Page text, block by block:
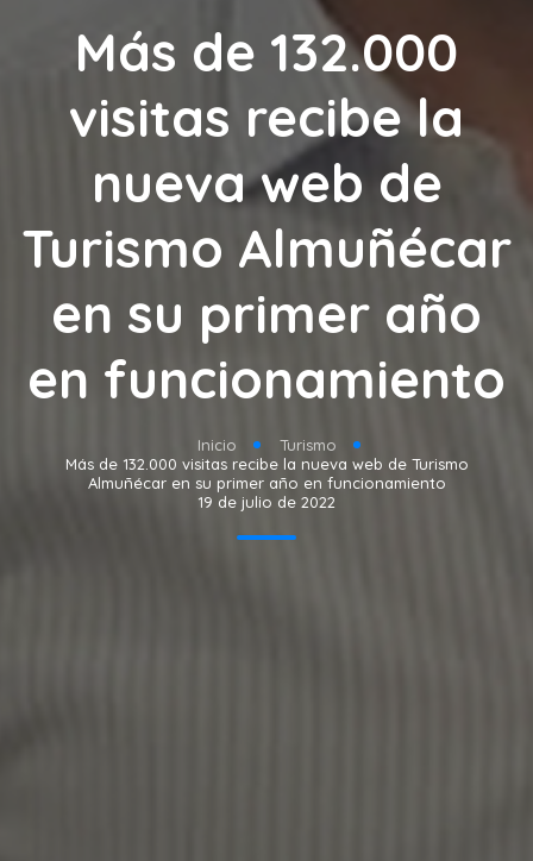
Más de 132.000
visitas recibe la
nueva web de
Turismo Almuñécar
en su primer año
en funcionamiento
Inicio
Turismo
Más de 132.000 visitas recibe la nueva web de Turismo
Almuñécar en su primer año en funcionamiento
19 de julio de 2022